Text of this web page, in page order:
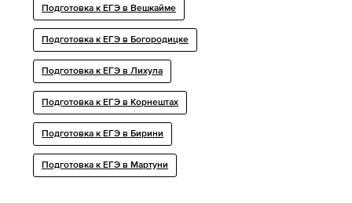
Подготовка к ЕГЭ в Вешкайме
Подготовка к ЕГЭ в Богородицке
Подготовка к ЕГЭ в Лихула
Подготовка к ЕГЭ в Корнештах
Подготовка к ЕГЭ в Бирини
Подготовка к ЕГЭ в Мартуни